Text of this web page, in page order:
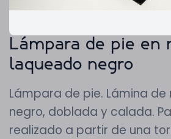
Lámpara de pie en
laqueado negro
Lámpara de pie. Lámina
negro, doblada y calada.
realizado a partir de una